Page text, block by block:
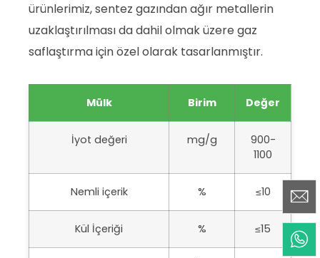
ürünlerimiz, sentez gazından ağır metallerin
uzaklaştırılması da dahil olmak üzere gaz
saflaştırma için özel olarak tasarlanmıştır.
Mülk Birim Değer
İyot değeri mg/g
900-
1100
Nemli içerik % ≤10
Kül İçeriği % ≤15